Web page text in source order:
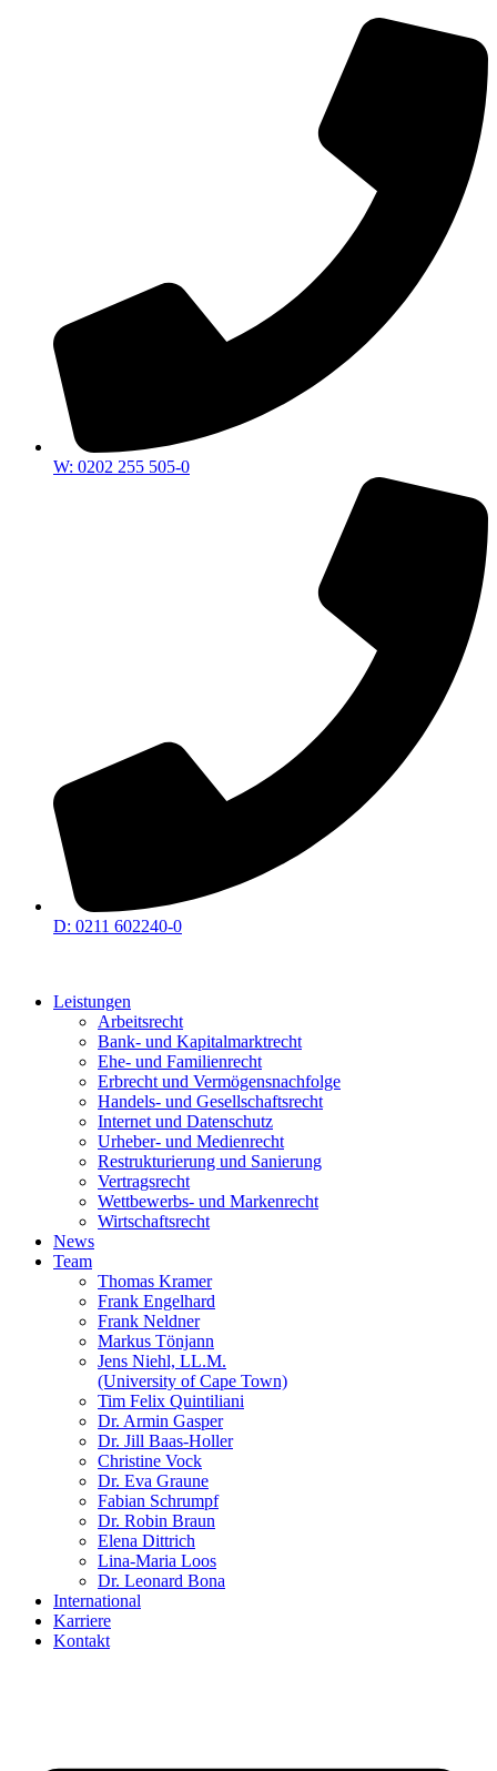
W: 0202 255 505-0
D: 0211 602240-0
Leistungen
Arbeitsrecht
Bank- und Kapitalmarktrecht
Ehe- und Familienrecht
Erbrecht und Vermögensnachfolge
Handels- und Gesellschaftsrecht
Internet und Datenschutz
Urheber- und Medienrecht
Restrukturierung und Sanierung
Vertragsrecht
Wettbewerbs- und Markenrecht
Wirtschaftsrecht
News
Team
Thomas Kramer
Frank Engelhard
Frank Neldner
Markus Tönjann
Jens Niehl, LL.M.
(University of Cape Town)
Tim Felix Quintiliani
Dr. Armin Gasper
Dr. Jill Baas-Holler
Christine Vock
Dr. Eva Graune
Fabian Schrumpf
Dr. Robin Braun
Elena Dittrich
Lina-Maria Loos
Dr. Leonard Bona
International
Karriere
Kontakt